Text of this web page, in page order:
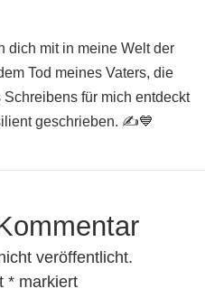
dich mit in meine Welt der
Tod meines Vaters, die
für mich entdeckt
geschrieben. ✍️💙
veröffentlicht.
* markiert